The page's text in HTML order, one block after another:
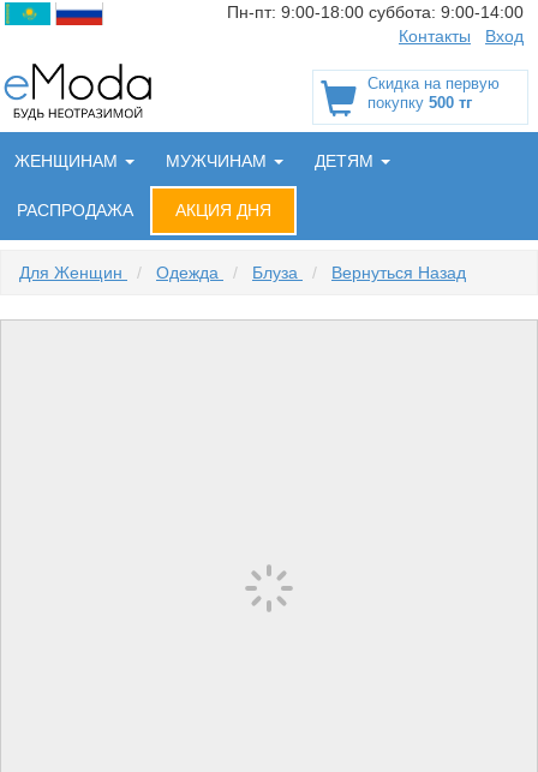
Пн-пт: 9:00-18:00 суббота: 9:00-14:00
Контакты
Вход
Скидка на первую
покупку 500 тг
ЖЕНЩИНАМ МУЖЧИНАМ ДЕТЯМ
РАСПРОДАЖА АКЦИЯ ДНЯ
Для Женщин / Одежда / Блуза / Вернуться Назад